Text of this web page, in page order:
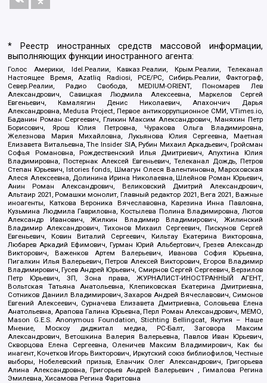
* Реестр иностранных средств массовой информации,
выполняющих функции иностранного агента:
Голос Америки, Idel.Реалии, Кавказ.Реалии, Крым.Реалии, Телеканал
Настоящее Время, Azatliq Radiosi, PCE/PC, Сибирь.Реалии, Фактограф,
Север.Реалии, Радио Свобода, MEDIUM-ORIENT, Пономарев Лев
Александрович, Савицкая Людмила Алексеевна, Маркелов Сергей
Евгеньевич, Камалягин Денис Николаевич, Апахончич Дарья
Александровна, Medusa Project, Первое антикоррупционное СМИ, VTimes.io,
Баданин Роман Сергеевич, Гликин Максим Александрович, Маняхин Петр
Борисович, Ярош Юлия Петровна, Чуракова Ольга Владимировна,
Железнова Мария Михайловна, Лукьянова Юлия Сергеевна, Маетная
Елизавета Витальевна, The Insider SIA, Рубин Михаил Аркадьевич, Гройсман
Софья Романовна, Рождественский Илья Дмитриевич, Апухтина Юлия
Владимировна, Постернак Алексей Евгеньевич, Телеканал Дождь, Петров
Степан Юрьевич, Istories fonds, Шмагун Олеся Валентиновна, Мароховская
Алеся Алексеевна, Долинина Ирина Николаевна, Шлейнов Роман Юрьевич,
Анин Роман Александрович, Великовский Дмитрий Александрович,
Альтаир 2021, Ромашки монолит, Главный редактор 2021, Вега 2021, Важные
иноагенты, Каткова Вероника Вячеславовна, Карезина Инна Павловна,
Кузьмина Людмила Гавриловна, Костылева Полина Владимировна, Лютов
Александр Иванович, Жилкин Владимир Владимирович, Жилинский
Владимир Александрович, Тихонов Михаил Сергеевич, Пискунов Сергей
Евгеньевич, Ковин Виталий Сергеевич, Кильтау Екатерина Викторовна,
Любарев Аркадий Ефимович, Гурман Юрий Альбертович, Грезев Александр
Викторович, Важенков Артем Валерьевич, Иванова София Юрьевна,
Пигалкин Илья Валерьевич, Петров Алексей Викторович, Егоров Владимир
Владимирович, Гусев Андрей Юрьевич, Смирнов Сергей Сергеевич, Верзилов
Петр Юрьевич, ЗП, Зона права, ЖУРНАЛИСТ-ИНОСТРАННЫЙ АГЕНТ,
Вольтская Татьяна Анатольевна, Клепиковская Екатерина Дмитриевна,
Сотников Даниил Владимирович, Захаров Андрей Вячеславович, Симонов
Евгений Алексеевич, Сурначева Елизавета Дмитриевна, Соловьева Елена
Анатольевна, Арапова Галина Юрьевна, Перл Роман Александрович, МЕМО,
Mason G.E.S. Anonymous Foundation, Stichting Bellingcat, Якутия – Наше
Мнение, Москоу диджитал медиа, РС-Балт, Заговора Максим
Александрович, Ветошкина Валерия Валерьевна, Павлов Иван Юрьевич,
Скворцова Елена Сергеевна, Оленичев Максим Владимирович, Как бы
инагент, Кочетков Игорь Викторович, Иркутский союз библиофилов, Честные
выборы, Нобелевский призыв, Еланчик Олег Александрович, Григорьева
Алина Александровна, Григорьев Андрей Валерьевич , Гималова Регина
Эмилевна, Хисамова Регина Фаритовна